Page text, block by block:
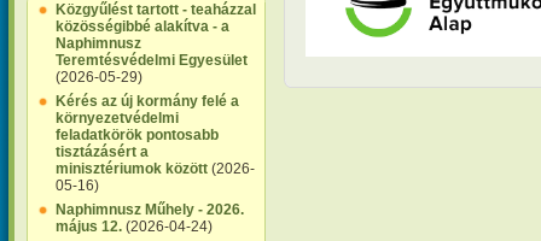
Közgyűlést tartott - teaházzal
közösségibbé alakítva - a
Naphimnusz
Teremtésvédelmi Egyesület
(2026-05-29)
Kérés az új kormány felé a
környezetvédelmi
feladatkörök pontosabb
tisztázásért a
minisztériumok között (2026-
05-16)
Naphimnusz Műhely - 2026.
május 12. (2026-04-24)